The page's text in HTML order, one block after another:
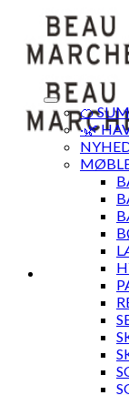
content
🍊
·🌿